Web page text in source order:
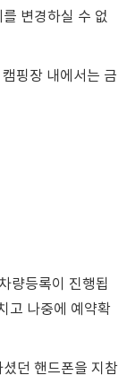
변경하실 수 없
핑장 내에서는 금
량등록이 진행됩
고 나중에 예약확
던 핸드폰을 지참